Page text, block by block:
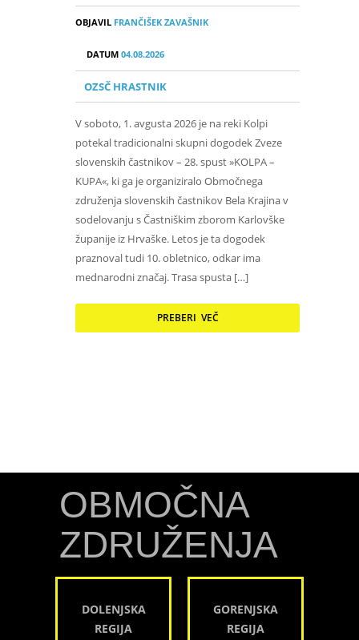
OBJAVIL FRANČIŠEK ZAVAŠNIK
DATUM 04.08.2026
OZSČ HRASTNIK
V soboto, 1. avgusta 2026 je na reki Kolpi
potekal tradicionalni skupni dogodek Zveze
slovenskih častnikov – 28. spust »KOLPA –
KUPA«, ki ga je organiziralo Območnega
združenja slovenskih častnikov Bela Krajina v
sodelovanju s Častniškim zborom Karlovške
županije iz Hrvaške. Letos je ta dogodek
praznoval tudi 10. obletnico, odkar ima
mednarodni značaj. Trasa spusta […]
PREBERI VEČ
OBMOČNA
ZDRUŽENJA
DOLENJSKA
REGIJA
GORENJSKA
REGIJA